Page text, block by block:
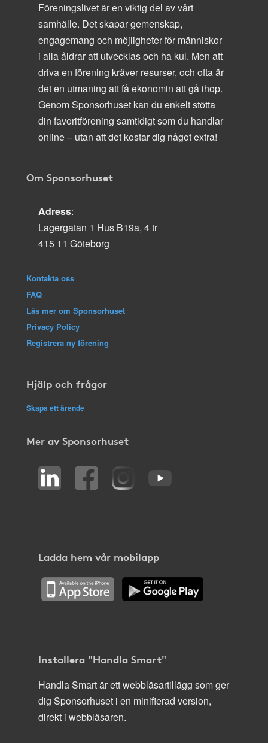
Föreningslivet är en viktig del av vårt
samhälle. Det skapar gemenskap,
engagemang och möjligheter för människor
i alla åldrar att utvecklas och ha kul. Men att
driva en förening kräver resurser, och ofta är
det en utmaning att få ekonomin att gå ihop.
Genom Sponsorhuset kan du enkelt stötta
din favoritförening samtidigt som du handlar
online – utan att det kostar dig något extra!
Om Sponsorhuset
Adress:
Lagergatan 1 Hus B19a, 4 tr
415 11 Göteborg
Kontakta oss
FAQ
Läs mer om Sponsorhuset
Privacy Policy
Registrera ny förening
Hjälp och frågor
Skapa ett ärende
Mer av Sponsorhuset
Ladda hem vår mobilapp
Installera "Handla Smart"
Handla Smart är ett webbläsartillägg som ger
dig Sponsorhuset i en minifierad version,
direkt i webbläsaren.